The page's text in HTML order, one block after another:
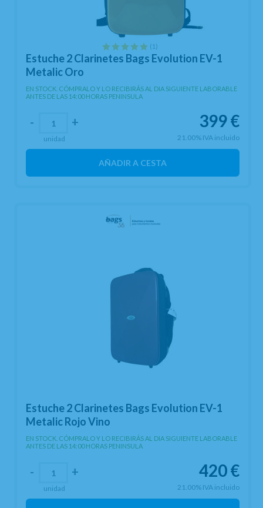
(1)
Estuche 2 Clarinetes Bags Evolution EV-1
Metalic Oro
EN STOCK. CÓMPRALO Y LO RECIBIRÁS AL DIA SIGUIENTE LABORABLE
ANTES DE LAS 14:00 HORAS PENINSULA
399€
21.00% IVA incluido
- +
unidad
AÑADIR A CESTA
Estuche 2 Clarinetes Bags Evolution EV-1
Metalic Rojo Vino
EN STOCK. CÓMPRALO Y LO RECIBIRÁS AL DIA SIGUIENTE LABORABLE
ANTES DE LAS 14:00 HORAS PENINSULA
420€
21.00% IVA incluido
- +
unidad